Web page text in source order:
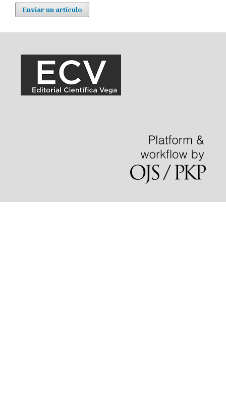
Enviar un artículo